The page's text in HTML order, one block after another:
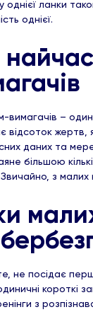
однієї ланки
однієї.
–
відсоток
даних та
більшою
з малих
посідає
короткі
з